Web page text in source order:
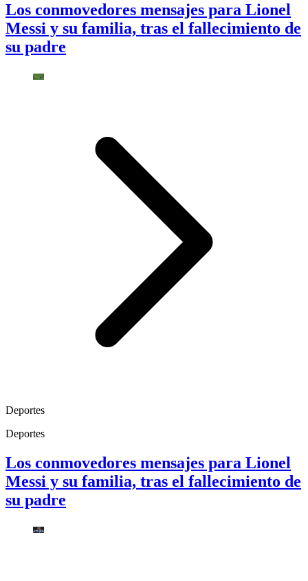
Los conmovedores mensajes para Lionel
Messi y su familia, tras el fallecimiento de
su padre
Deportes
Deportes
Los conmovedores mensajes para Lionel
Messi y su familia, tras el fallecimiento de
su padre